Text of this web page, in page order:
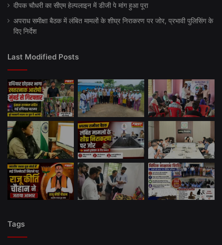
दीपक चौधरी का सीएम हेल्पलाइन में डीजी पे मांग हुआ पूरा
अपराध समीक्षा बैठक में लंबित मामलों के शीघ्र निराकरण पर जोर, प्रभावी पुलिसिंग के
दिए निर्देश
Last Modified Posts
Tags